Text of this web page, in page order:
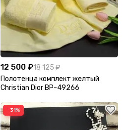
12 500 ₽18 125 ₽
Полотенца комплект желтый
Christian Dior BP-49266
−31%